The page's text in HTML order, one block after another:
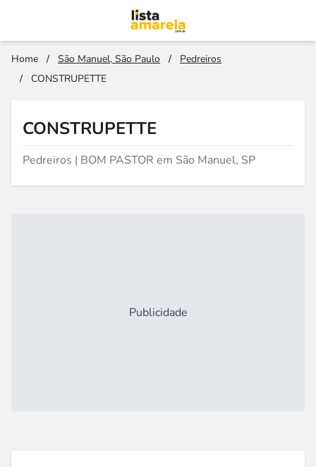
Home / São Manuel, São Paulo /
Pedreiros
/
CONSTRUPETTE
CONSTRUPETTE
Pedreiros | BOM PASTOR em São Manuel, SP
Publicidade